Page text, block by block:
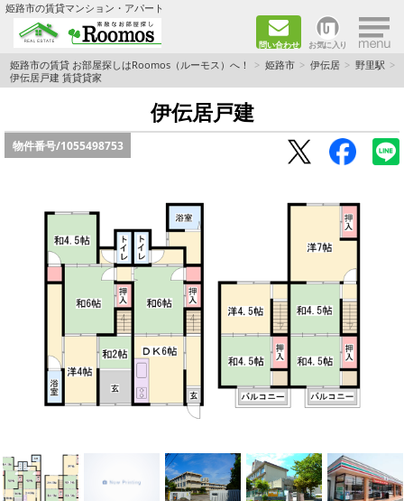
姫路市の賃貸マンション・アパート
問い合わせ お気に入り ×
TOPページ
ファミリー向けの部屋を探す
一人暮らし向けの部屋を探す
カップル向けの部屋を探す
敷金礼金0円の部屋を探す
都市ガス&オール電化の部屋を探す
ネット無料の部屋を探す
☆新築物件☆
☆インターネット無料物件☆
☆敷金·礼金0円物件☆
姫路市の賃貸 お部屋探しはRoomos（ルーモス）へ！ 姫路市 伊伝居
野里駅
伊伝居戸建 賃貸貸家
伊伝居戸建
物件番号/1055498753